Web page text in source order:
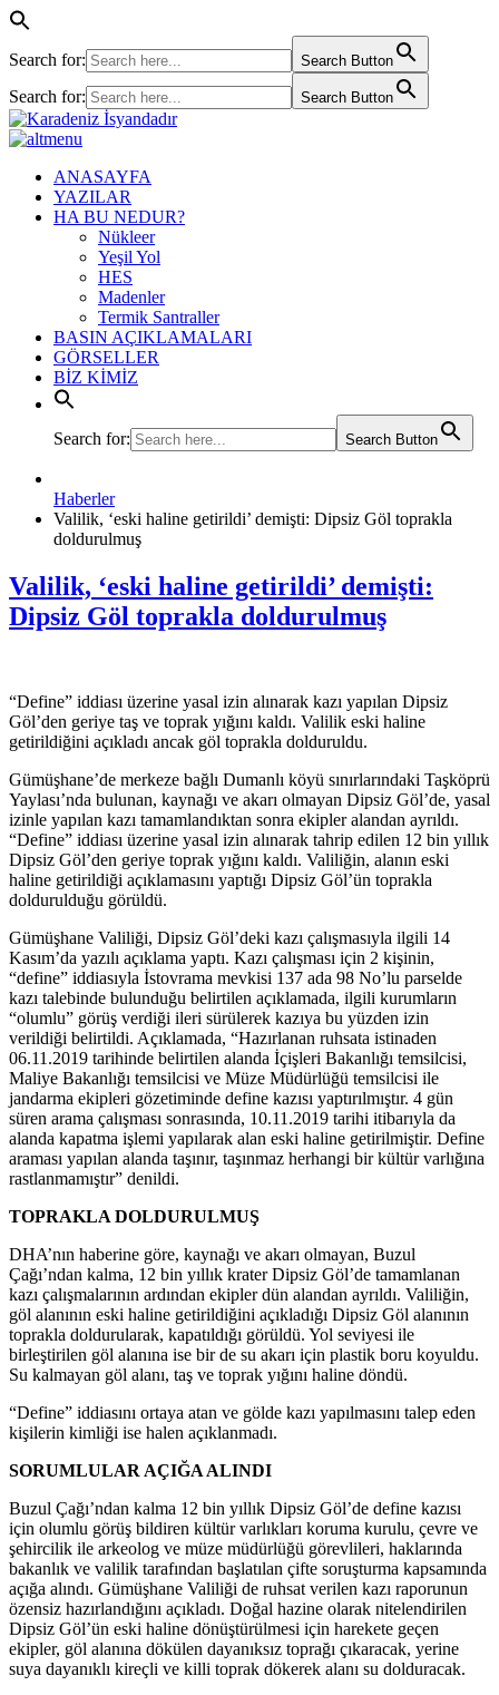
Search for: Search Button
Search for: Search Button
ANASAYFA
YAZILAR
HA BU NEDUR?
Nükleer
Yeşil Yol
HES
Madenler
Termik Santraller
BASIN AÇIKLAMALARI
GÖRSELLER
BİZ KİMİZ
Search for: Search Button
Haberler
Valilik, ‘eski haline getirildi’ demişti: Dipsiz Göl toprakla
doldurulmuş
Valilik, ‘eski haline getirildi’ demişti:
Dipsiz Göl toprakla doldurulmuş
“Define” iddiası üzerine yasal izin alınarak kazı yapılan Dipsiz
Göl’den geriye taş ve toprak yığını kaldı. Valilik eski haline
getirildiğini açıkladı ancak göl toprakla dolduruldu.
Gümüşhane’de merkeze bağlı Dumanlı köyü sınırlarındaki Taşköprü
Yaylası’nda bulunan, kaynağı ve akarı olmayan Dipsiz Göl’de, yasal
izinle yapılan kazı tamamlandıktan sonra ekipler alandan ayrıldı.
“Define” iddiası üzerine yasal izin alınarak tahrip edilen 12 bin yıllık
Dipsiz Göl’den geriye toprak yığını kaldı. Valiliğin, alanın eski
haline getirildiği açıklamasını yaptığı Dipsiz Göl’ün toprakla
doldurulduğu görüldü.
Gümüşhane Valiliği, Dipsiz Göl’deki kazı çalışmasıyla ilgili 14
Kasım’da yazılı açıklama yaptı. Kazı çalışması için 2 kişinin,
“define” iddiasıyla İstovrama mevkisi 137 ada 98 No’lu parselde
kazı talebinde bulunduğu belirtilen açıklamada, ilgili kurumların
“olumlu” görüş verdiği ileri sürülerek kazıya bu yüzden izin
verildiği belirtildi. Açıklamada, “Hazırlanan ruhsata istinaden
06.11.2019 tarihinde belirtilen alanda İçişleri Bakanlığı temsilcisi,
Maliye Bakanlığı temsilcisi ve Müze Müdürlüğü temsilcisi ile
jandarma ekipleri gözetiminde define kazısı yaptırılmıştır. 4 gün
süren arama çalışması sonrasında, 10.11.2019 tarihi itibarıyla da
alanda kapatma işlemi yapılarak alan eski haline getirilmiştir. Define
araması yapılan alanda taşınır, taşınmaz herhangi bir kültür varlığına
rastlanmamıştır” denildi.
TOPRAKLA DOLDURULMUŞ
DHA’nın haberine göre, kaynağı ve akarı olmayan, Buzul
Çağı’ndan kalma, 12 bin yıllık krater Dipsiz Göl’de tamamlanan
kazı çalışmalarının ardından ekipler dün alandan ayrıldı. Valiliğin,
göl alanının eski haline getirildiğini açıkladığı Dipsiz Göl alanının
toprakla doldurularak, kapatıldığı görüldü. Yol seviyesi ile
birleştirilen göl alanına ise bir de su akarı için plastik boru koyuldu.
Su kalmayan göl alanı, taş ve toprak yığını haline döndü.
“Define” iddiasını ortaya atan ve gölde kazı yapılmasını talep eden
kişilerin kimliği ise halen açıklanmadı.
SORUMLULAR AÇIĞA ALINDI
Buzul Çağı’ndan kalma 12 bin yıllık Dipsiz Göl’de define kazısı
için olumlu görüş bildiren kültür varlıkları koruma kurulu, çevre ve
şehircilik ile arkeolog ve müze müdürlüğü görevlileri, haklarında
bakanlık ve valilik tarafından başlatılan çifte soruşturma kapsamında
açığa alındı. Gümüşhane Valiliği de ruhsat verilen kazı raporunun
özensiz hazırlandığını açıkladı. Doğal hazine olarak nitelendirilen
Dipsiz Göl’ün eski haline dönüştürülmesi için harekete geçen
ekipler, göl alanına dökülen dayanıksız toprağı çıkaracak, yerine
suya dayanıklı kireçli ve killi toprak dökerek alanı su dolduracak.